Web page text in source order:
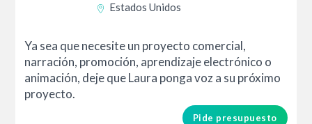
Estados Unidos
Ya sea que necesite un proyecto comercial,
narración, promoción, aprendizaje electrónico o
animación, deje que Laura ponga voz a su próximo
proyecto.
Pide presupuesto